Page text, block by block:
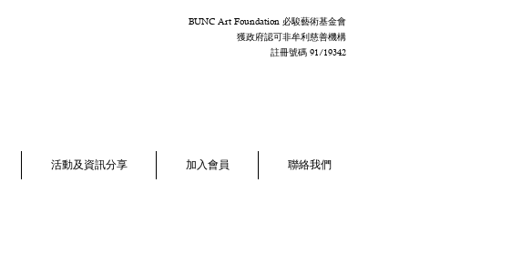
BUNC Art Foundation 必駿藝術基金會
獲政府認可非牟利慈善機構
註冊號碼 91/19342
活動及資訊分享 加入會員 聯絡我們